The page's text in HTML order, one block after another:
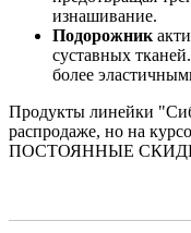
изнашивание.
Подорожник
суставных
более
Продукты линейки
распродаже, но на
ПОСТОЯННЫЕ